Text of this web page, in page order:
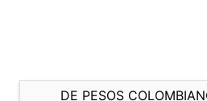
DE PESOS